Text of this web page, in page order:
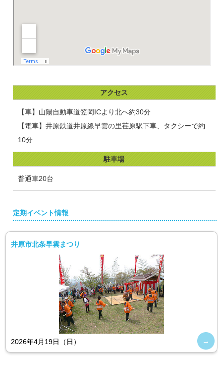
アクセス
【車】山陽自動車道笠岡ICより北へ約30分
【電車】井原鉄道井原線早雲の里荏原駅下車、タクシーで約
10分
駐車場
普通車20台
定期イベント情報
井原市北条早雲まつり
2026年4月19日（日）